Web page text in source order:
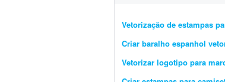
Vetorização de estampas
Criar baralho espanhol
Vetorizar logotipo para